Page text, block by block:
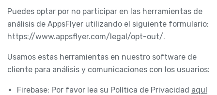
Puedes optar por no participar en las herramientas de
análisis de AppsFlyer utilizando el siguiente formulario:
https://www.appsflyer.com/legal/opt-out/.
Usamos estas herramientas en nuestro software de
cliente para análisis y comunicaciones con los usuarios:
Firebase: Por favor lea su Política de Privacidad aquí